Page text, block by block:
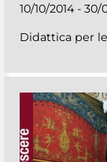
10/10/2014 - 30/
Didattica per